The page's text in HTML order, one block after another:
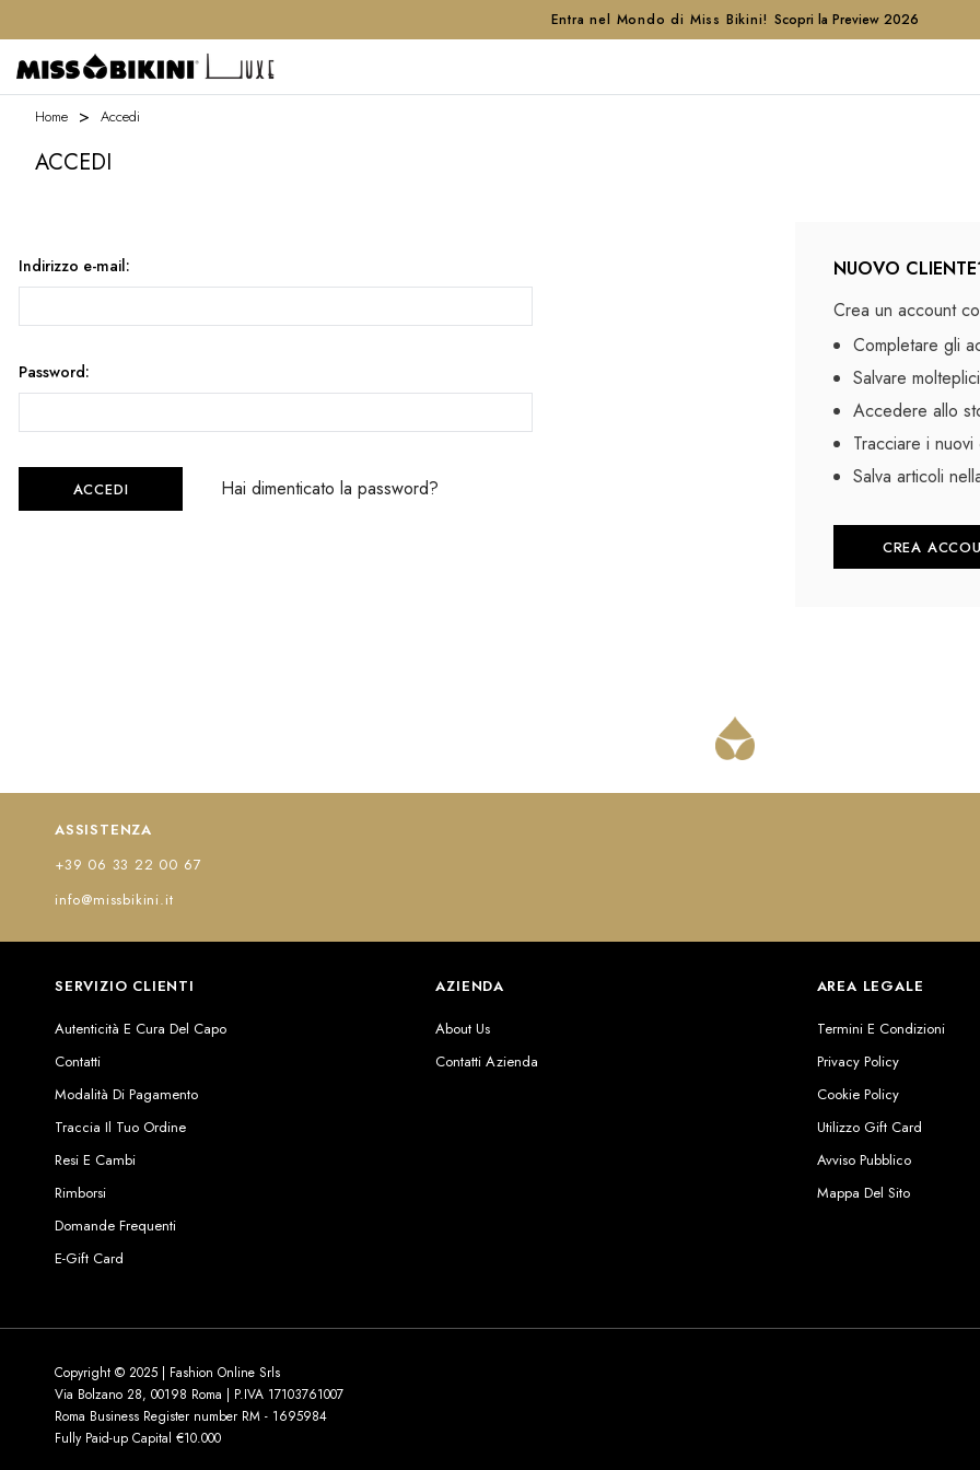
Entra nel Mondo di Miss Bikini! Scopri la Preview 2026
Home Accedi
ACCEDI
Indirizzo e-mail:
Password:
Hai dimenticato la password?
NUOVO
Crea un account
Completare gli
Salvare
Accedere allo
Tracciare i
Salva articoli
CREA
ASSISTENZA
+39 06 33 22 00 67
info@missbikini.it
SERVIZIO CLIENTI
Autenticità E Cura Del Capo
Contatti
Modalità Di Pagamento
Traccia Il Tuo Ordine
Resi E Cambi
Rimborsi
Domande Frequenti
E-Gift Card
AZIENDA
About Us
Contatti Azienda
AREA LEGALE
Termini E Condizioni
Privacy Policy
Cookie Policy
Utilizzo Gift Card
Avviso Pubblico
Mappa Del Sito
Copyright © 2025 | Fashion Online Srls
Via Bolzano 28, 00198 Roma | P.IVA 17103761007
Roma Business Register number RM - 1695984
Fully Paid-up Capital €10.000